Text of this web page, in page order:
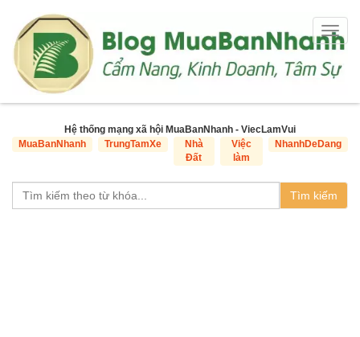
Hệ thống mạng xã hội MuaBanNhanh - ViecLamVui
MuaBanNhanh
TrungTamXe
Nhà
Đất
Việc
làm
NhanhDeDang
Tìm kiếm